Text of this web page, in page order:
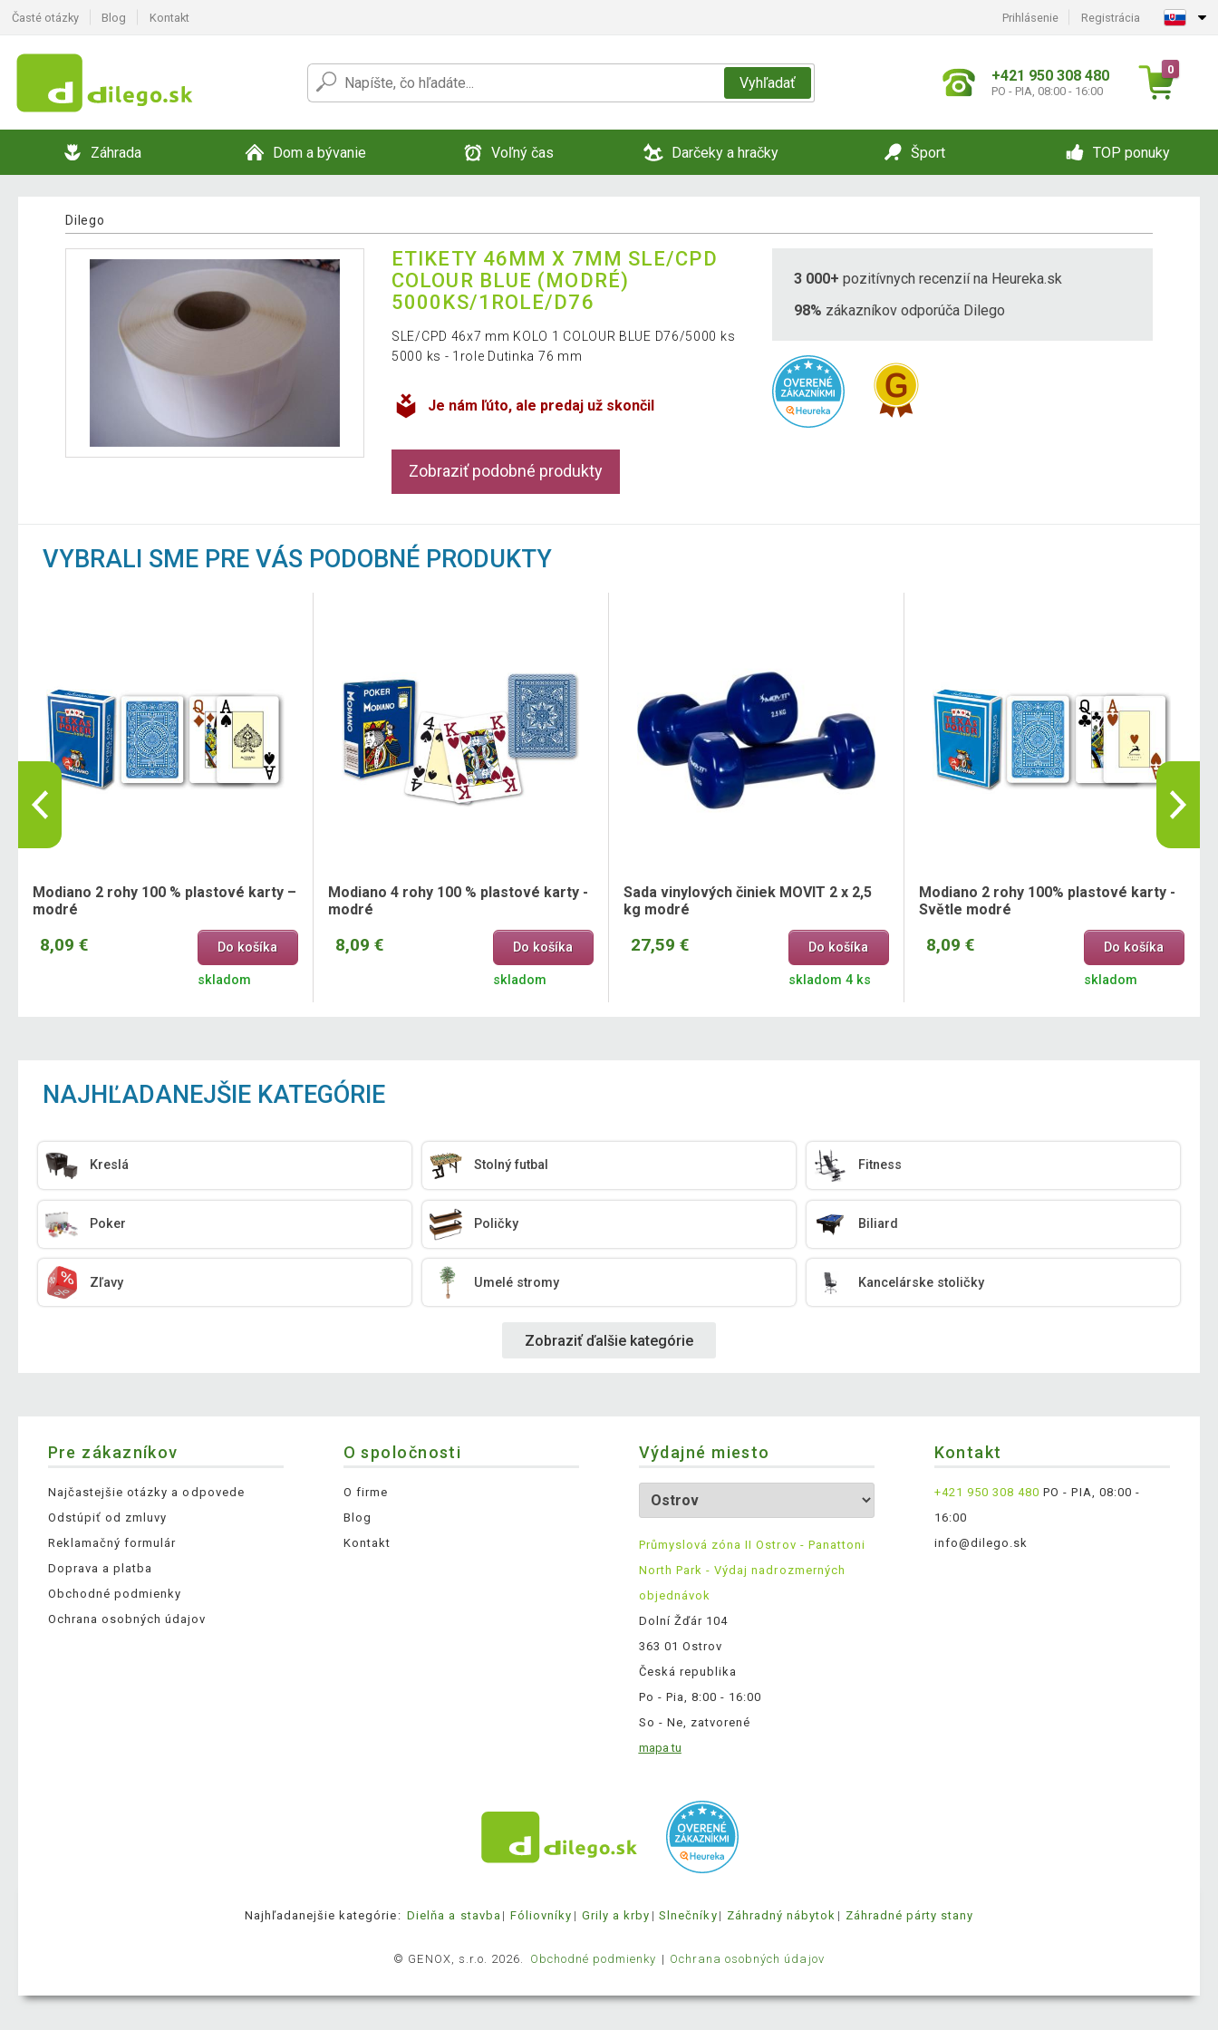
Časté otázky Blog Kontakt Prihlásenie Registrácia
Vyhľadať +421 950 308 480
PO - PIA, 08:00 - 16:00
0
Záhrada Dom a bývanie Voľný čas Darčeky a hračky Šport TOP ponuky
Dilego
ETIKETY 46MM X 7MM SLE/CPD
COLOUR BLUE (MODRÉ)
5000KS/1ROLE/D76
SLE/CPD 46x7 mm KOLO 1 COLOUR BLUE D76/5000 ks
5000 ks - 1role Dutinka 76 mm
Je nám ľúto, ale predaj už skončil
Zobraziť podobné produkty
3 000+ pozitívnych recenzií na Heureka.sk
98% zákazníkov odporúča Dilego
VYBRALI SME PRE VÁS PODOBNÉ PRODUKTY
Modiano 2 rohy 100 % plastové karty –
modré
8,09 € Do košíka
skladom
Modiano 4 rohy 100 % plastové karty -
modré
8,09 € Do košíka
skladom
Sada vinylových činiek MOVIT 2 x 2,5
kg modré
27,59 € Do košíka
skladom 4 ks
Modiano 2 rohy 100% plastové karty -
Světle modré
8,09 € Do košíka
skladom
NAJHĽADANEJŠIE KATEGÓRIE
Kreslá Stolný futbal Fitness
Poker Poličky Biliard
Zľavy Umelé stromy Kancelárske stoličky
Zobraziť ďalšie kategórie
Pre zákazníkov
Najčastejšie otázky a odpovede
Odstúpiť od zmluvy
Reklamačný formulár
Doprava a platba
Obchodné podmienky
Ochrana osobných údajov
O spoločnosti
O firme
Blog
Kontakt
Výdajné miesto
Průmyslová zóna II Ostrov - Panattoni
North Park - Výdaj nadrozmerných
objednávok
Dolní Žďár 104
363 01 Ostrov
Česká republika
Po - Pia, 8:00 - 16:00
So - Ne, zatvorené
mapa tu
Kontakt
+421 950 308 480 PO - PIA, 08:00 -
16:00
info@dilego.sk
Najhľadanejšie kategórie: Dielňa a stavba Fóliovníky Grily a krby Slnečníky Záhradný nábytok Záhradné párty stany
© GENOX, s.r.o. 2026. Obchodné podmienky Ochrana osobných údajov